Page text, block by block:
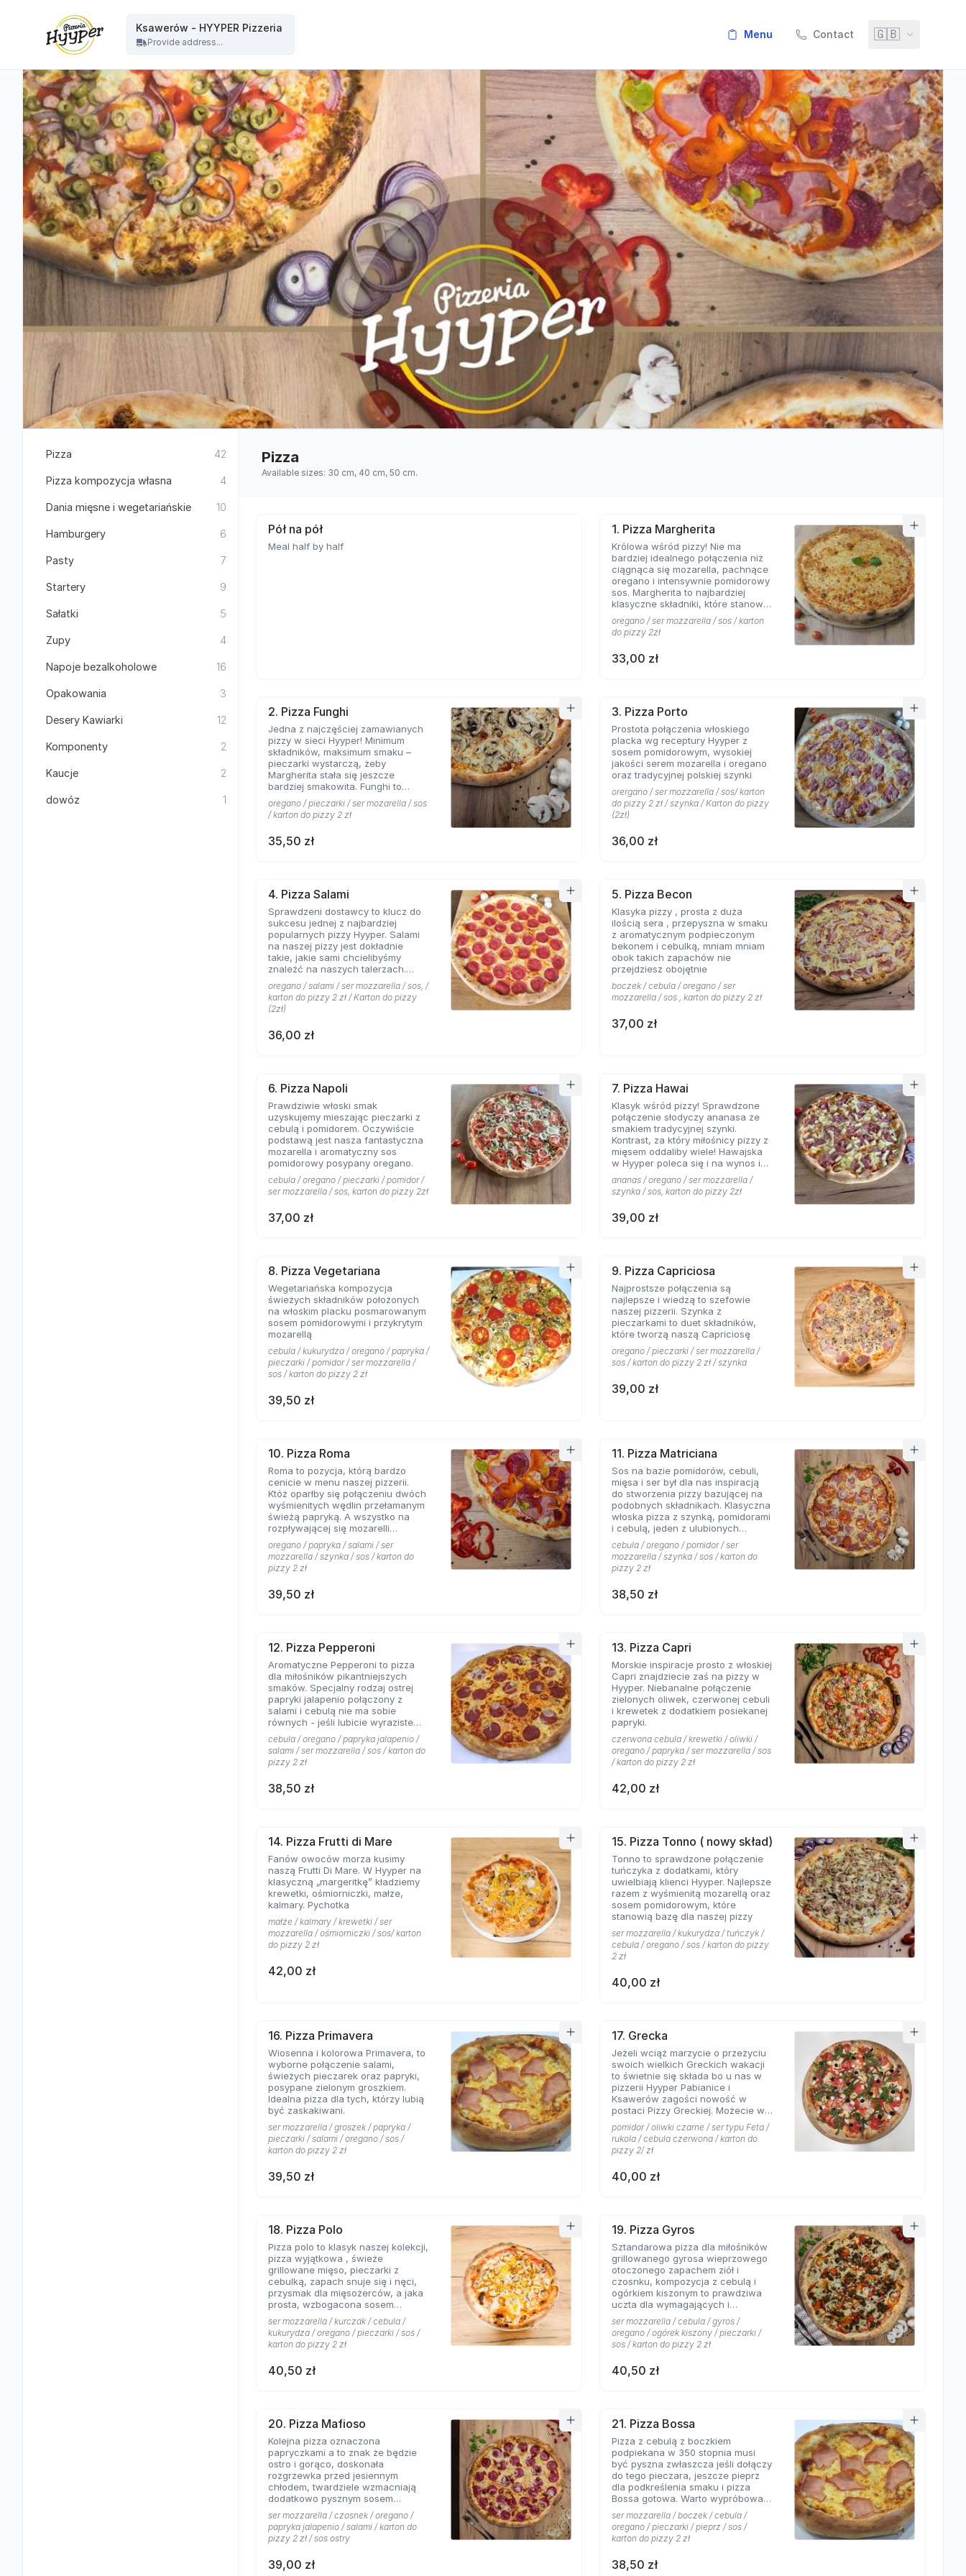
Ksawerów - HYYPER Pizzeria
Provide address...
menu Contact 🇬🇧
Pizza 42
Pizza kompozycja własna 4
Dania mięsne i wegetariańskie 10
Hamburgery 6
Pasty 7
Startery 9
Sałatki 5
Zupy 4
Napoje bezalkoholowe 16
Opakowania 3
Desery Kawiarki 12
Komponenty 2
Kaucje 2
dowóz 1
Pizza
Available sizes: 30 cm, 40 cm, 50 cm.
Pół na pół
Meal half by half
1. Pizza Margherita
Królowa wśród pizzy! Nie ma
bardziej idealnego połączenia niż
ciągnąca się mozarella, pachnące
oregano i intensywnie pomidorowy
sos. Margherita to najbardziej
klasyczne składniki, które stanowią
bazę każdej pizzy. Nasza
Margherita z pewnością nie ma
sobie równych w okolicy!
oregano / ser mozzarella / sos / karton
do pizzy 2zł
33,00 zł
2. Pizza Funghi
Jedna z najczęściej zamawianych
pizzy w sieci Hyyper! Minimum
składników, maksimum smaku –
pieczarki wystarczą, żeby
Margherita stała się jeszcze
bardziej smakowita. Funghi to
kolejny klasyk, którego nie można
pominąć w menu prawdziwej
włoskiej pizzerii.
oregano / pieczarki / ser mozarella / sos
/ karton do pizzy 2 zł
35,50 zł
3. Pizza Porto
Prostota połączenia włoskiego
placka wg receptury Hyyper z
sosem pomidorowym, wysokiej
jakości serem mozarella i oregano
oraz tradycyjnej polskiej szynki
orergano / ser mozzarella / sos/ karton
do pizzy 2 zł / szynka / Karton do pizzy
(2zł)
36,00 zł
4. Pizza Salami
Sprawdzeni dostawcy to klucz do
sukcesu jednej z najbardziej
popularnych pizzy Hyyper. Salami
na naszej pizzy jest dokładnie
takie, jakie sami chcielibyśmy
znaleźć na naszych talerzach.
Aromat roztopionej mozarelli i
salami to coś obok czego miłośnicy
pizzy z mięsem nie przejdą
obojętnie!
oregano / salami / ser mozzarella / sos, /
karton do pizzy 2 zł / Karton do pizzy
(2zł)
36,00 zł
5. Pizza Becon
Klasyka pizzy , prosta z duża
ilością sera , przepyszna w smaku
z aromatycznym podpieczonym
bekonem i cebulką, mniam mniam
obok takich zapachów nie
przejdziesz obojętnie
boczek / cebula / oregano / ser
mozzarella / sos , karton do pizzy 2 zł
37,00 zł
6. Pizza Napoli
Prawdziwie włoski smak
uzyskujemy mieszając pieczarki z
cebulą i pomidorem. Oczywiście
podstawą jest nasza fantastyczna
mozarella i aromatyczny sos
pomidorowy posypany oregano.
cebula / oregano / pieczarki / pomidor /
ser mozzarella / sos, karton do pizzy 2zł
37,00 zł
7. Pizza Hawai
Klasyk wśród pizzy! Sprawdzone
połączenie słodyczy ananasa ze
smakiem tradycyjnej szynki.
Kontrast, za który miłośnicy pizzy z
mięsem oddaliby wiele! Hawajska
w Hyyper poleca się i na wynos i
na miejscu!
ananas / oregano / ser mozzarella /
szynka / sos, karton do pizzy 2zł
39,00 zł
8. Pizza Vegetariana
Wegetariańska kompozycja
świeżych składników położonych
na włoskim placku posmarowanym
sosem pomidorowymi i przykrytym
mozarellą
cebula / kukurydza / oregano / papryka /
pieczarki / pomidor / ser mozzarella /
sos / karton do pizzy 2 zł
39,50 zł
9. Pizza Capriciosa
Najprostsze połączenia są
najlepsze i wiedzą to szefowie
naszej pizzerii. Szynka z
pieczarkami to duet składników,
które tworzą naszą Capriciosę
oregano / pieczarki / ser mozzarella /
sos / karton do pizzy 2 zł / szynka
39,00 zł
10. Pizza Roma
Roma to pozycja, którą bardzo
cenicie w menu naszej pizzerii.
Któż oparłby się połączeniu dwóch
wyśmienitych wędlin przełamanym
świeżą papryką. A wszystko na
rozpływającej się mozarelli
posypanej oregano.
oregano / papryka / salami / ser
mozzarella / szynka / sos / karton do
pizzy 2 zł
39,50 zł
11. Pizza Matriciana
Sos na bazie pomidorów, cebuli,
mięsa i ser był dla nas inspiracją
do stworzenia pizzy bazującej na
podobnych składnikach. Klasyczna
włoska pizza z szynką, pomidorami
i cebulą, jeden z ulubionych
smaków klientów Hyyper!
cebula / oregano / pomidor / ser
mozzarella / szynka / sos / karton do
pizzy 2 zł
38,50 zł
12. Pizza Pepperoni
Aromatyczne Pepperoni to pizza
dla miłośników pikantniejszych
smaków. Specjalny rodzaj ostrej
papryki jalapenio połączony z
salami i cebulą nie ma sobie
równych - jeśli lubicie wyraziste
składniki na roztopionej mozarelli.
cebula / oregano / papryka jalapenio /
salami / ser mozzarella / sos / karton do
pizzy 2 zł
38,50 zł
13. Pizza Capri
Morskie inspiracje prosto z włoskiej
Capri znajdziecie zaś na pizzy w
Hyyper. Niebanalne połączenie
zielonych oliwek, czerwonej cebuli
i krewetek z dodatkiem posiekanej
papryki.
czerwona cebula / krewetki / oliwki /
oregano / papryka / ser mozzarella / sos
/ karton do pizzy 2 zł
42,00 zł
14. Pizza Frutti di Mare
Fanów owoców morza kusimy
naszą Frutti Di Mare. W Hyyper na
klasyczną „margeritkę” kładziemy
krewetki, ośmiorniczki, małże,
kalmary. Pychotka
małże / kalmary / krewetki / ser
mozzarella / ośmiorniczki / sos/ karton
do pizzy 2 zł
42,00 zł
15. Pizza Tonno ( nowy skład)
Tonno to sprawdzone połączenie
tuńczyka z dodatkami, który
uwielbiają klienci Hyyper. Najlepsze
razem z wyśmienitą mozarellą oraz
sosem pomidorowym, które
stanowią bazę dla naszej pizzy
ser mozzarella / kukurydza / tuńczyk /
cebula / oregano / sos / karton do pizzy
2 zł
40,00 zł
16. Pizza Primavera
Wiosenna i kolorowa Primavera, to
wyborne połączenie salami,
świeżych pieczarek oraz papryki,
posypane zielonym groszkiem.
Idealna pizza dla tych, którzy lubią
być zaskakiwani.
ser mozzarella / groszek / papryka /
pieczarki / salami / oregano / sos /
karton do pizzy 2 zł
39,50 zł
17. Grecka
Jeżeli wciąż marzycie o przeżyciu
swoich wielkich Greckich wakacji
to świetnie się składa bo u nas w
pizzerii Hyyper Pabianice i
Ksawerów zagości nowość w
postaci Pizzy Greckiej. Możecie w
niej liczyć na dodatek iście
greckich składników,
przywołujących na myśl
piaszczyste plaże i ciepły klimat -
smak doskonale współgra z
charakteru. Jest to pizza dla
miłośników wyjątkowych smaków,
którzy nie boją się poznawać
nowych połączeń.
pomidor / oliwki czarne / ser typu Feta /
rukola / cebula czerwona / karton do
pizzy 2/ zł
40,00 zł
18. Pizza Polo
Pizza polo to klasyk naszej kolekcji,
pizza wyjątkowa , świeże
grillowane mięso, pieczarki z
cebulką, zapach snuje się i nęci,
przysmak dla mięsożerców, a jaka
prosta, wzbogacona sosem
jogurtowo czosnkowym zadowala
od lat Gości Pizzerii Hyyper.
ser mozzarella / kurczak / cebula /
kukurydza / oregano / pieczarki / sos /
karton do pizzy 2 zł
40,50 zł
19. Pizza Gyros
Sztandarowa pizza dla miłośników
grillowanego gyrosa wieprzowego
otoczonego zapachem ziół i
czosnku, kompozycja z cebulą i
ogórkiem kiszonym to prawdziwa
uczta dla wymagających i
koneserów których pizzeria Hyyper
ceni najbardziej. . Chodzą słuchy,
że gyros Hyyper jest najlepszy w
mieście
ser mozzarella / cebula / gyros /
oregano / ogórek kiszony / pieczarki /
sos / karton do pizzy 2 zł
40,50 zł
20. Pizza Mafioso
Kolejna pizza oznaczona
papryczkami a to znak że będzie
ostro i gorąco, doskonała
rozgrzewka przed jesiennym
chłodem, twardziele wzmacniają
dodatkowo pysznym sosem
pomidorowym pikantnym, uf jak
gorąco.
ser mozzarella / czosnek / oregano /
papryka jalapenio / salami / karton do
pizzy 2 zł / sos ostry
39,00 zł
21. Pizza Bossa
Pizza z cebulą z boczkiem
podpiekana w 350 stopnia musi
być pyszna zwłaszcza jeśli dołączy
do tego pieczara, jeszcze pieprz
dla podkreślenia smaku i pizza
Bossa gotowa. Warto wypróbować
wszystkie sosy dostępne w Pizzerii
Hyyper a mamy ich cztery rodzaje:
pomidorowy łagodny, pomidorowy
pikantny, jogurtowo-czosnkowy
niepowtarzalny w smaku.
ser mozzarella / boczek / cebula /
oregano / pieczarki / pieprz / sos /
karton do pizzy 2 zł
38,50 zł